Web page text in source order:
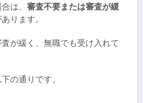
は、 審査不要または審査が緩
ります。
が緩く、無職でも受け入れて
の通りです。